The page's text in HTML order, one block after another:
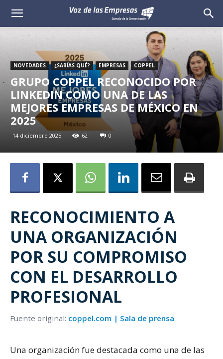
Voz
Empresas
NOVEDADES ¿SABÍAS QUÉ? EMPRESAS COPPEL
GRUPO COPPEL RECONOCIDO POR
LINKEDIN COMO UNA DE LAS
MEJORES EMPRESAS DE MÉXICO EN
2025
14 diciembre 2025 62 0
RECONOCIMIENTO A
UNA ORGANIZACIÓN
POR SU COMPROMISO
CON EL DESARROLLO
PROFESIONAL
Fuente original: coppel.com | Sala de prensa
Una organización fue destacada como una de las